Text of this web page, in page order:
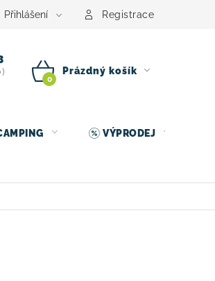
nosičů kol Kontakt
Přihlášení Registrace
NÁKUPNÍ
Prázdný košík
VÝPRODEJ